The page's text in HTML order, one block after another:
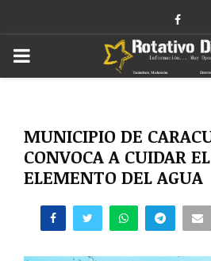
PRIMARY
MUNICIPIO DE
CONVOCA A CUIDAR
ELEMENTO DEL AGUA